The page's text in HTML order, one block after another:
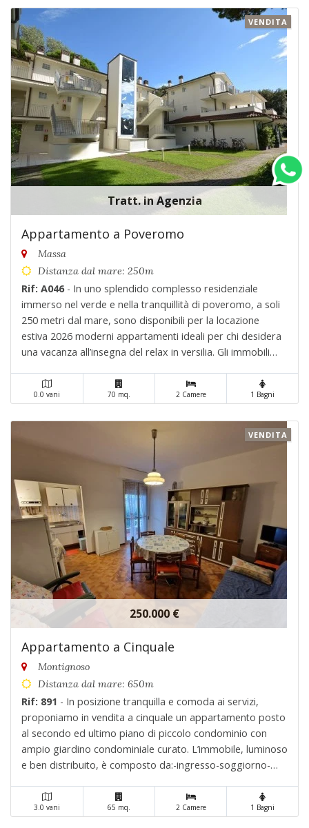
Tratt. in Agenzia
VENDITA
Appartamento a Poveromo
Massa
Distanza dal mare: 250m
Rif: A046- In uno splendido complesso residenziale
immerso nel verde e nella tranquillità di poveromo, a soli
250 metri dal mare, sono disponibili per la locazione
estiva 2026 moderni appartamenti ideali per chi desidera
una vacanza all’insegna del relax in versilia. Gli immobili
0.0 vani 70 mq. 2 Camere 1 Bagni
250.000 €
VENDITA
Appartamento a Cinquale
Montignoso
Distanza dal mare: 650m
Rif: 891 - In posizione tranquilla e comoda ai servizi,
proponiamo in vendita a cinquale un appartamento posto
al secondo ed ultimo piano di piccolo condominio con
ampio giardino condominiale curato. L’immobile, luminoso
e ben distribuito, è composto da:-ingresso-soggiorno-
camera matrimoniale,-bagno. . .
3.0 vani 65 mq. 2 Camere 1 Bagni